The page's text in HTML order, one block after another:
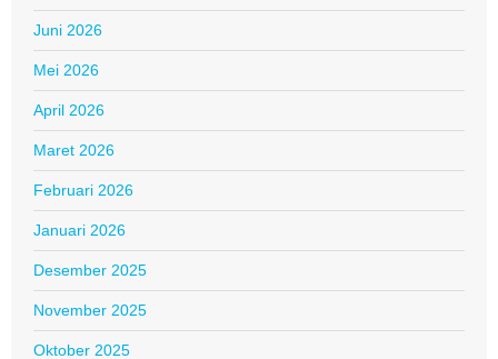
Juni 2026
Mei 2026
April 2026
Maret 2026
Februari 2026
Januari 2026
Desember 2025
November 2025
Oktober 2025